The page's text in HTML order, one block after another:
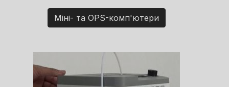
Міні- та OPS-комп'ютери